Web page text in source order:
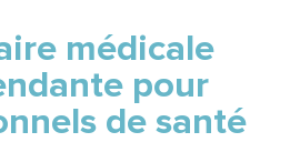
médicale
pour
de santé